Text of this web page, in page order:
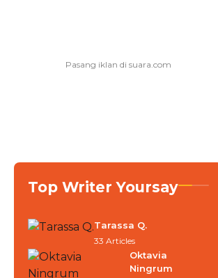
Top Writer Yoursay
Tarassa Q.
33 Articles
Oktavia
Ningrum